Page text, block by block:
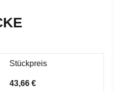
Stückpreis
43,66 €